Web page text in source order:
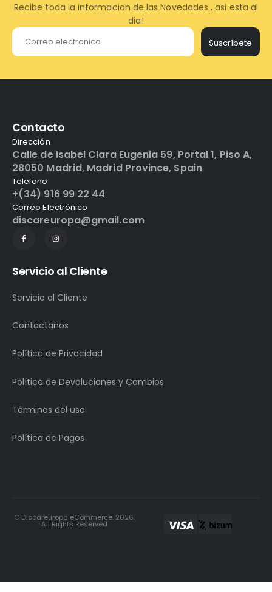
Recibe toda la informacion de las Novedades , asi esta al
dia!
Suscríbete
Contacto
Dirección
Calle de Isabel Clara Eugenia 59, Portal 1, Piso A,
28050 Madrid, Madrid Province, Spain
Telefono
+(34) 916 99 22 44
Correo Electrónico
discareuropa@gmail.com
Servicio al Cliente
Servicio al Cliente
Contactanos
Política de Privacidad
Política de Devoluciones y Cambios
Términos del uso
Política de Pagos
© Discareuropa eCommerce. 2026.
All Rights Reserved